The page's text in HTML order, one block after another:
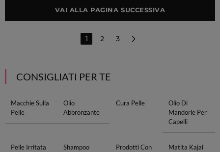
VAI ALLA PAGINA SUCCESSIVA
1 2 3
CONSIGLIATI PER TE
Macchie Sulla
Pelle
Olio
Abbronzante
Cura Pelle
Olio Di
Mandorle Per
Capelli
Pelle Irritata
Shampoo
Prodotti Con
Matita Kajal